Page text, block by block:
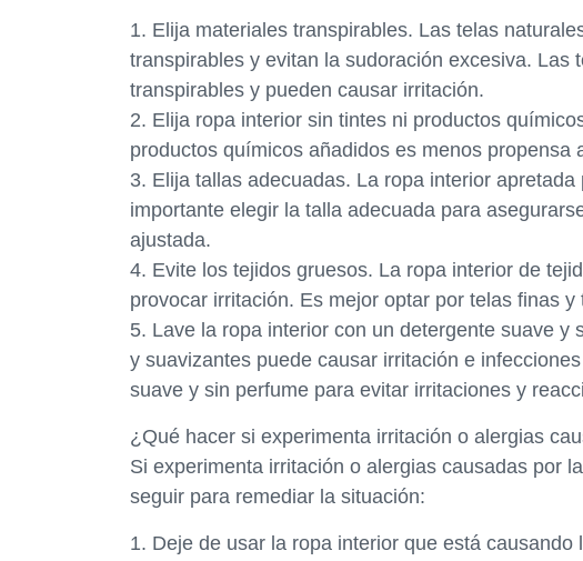
1. Elija materiales transpirables. Las telas
transpirables y evitan la sudoración excesiva. Las
transpirables y pueden causar irritación.
2. Elija ropa interior sin tintes ni productos
productos químicos añadidos es menos propensa
3. Elija tallas adecuadas. La ropa interior
importante elegir la talla adecuada para
ajustada.
4. Evite los tejidos gruesos. La ropa interior de
provocar irritación. Es mejor optar por telas finas y
5. Lave la ropa interior con un detergente suave
y suavizantes puede causar irritación e
suave y sin perfume para evitar irritaciones y
¿Qué hacer si experimenta irritación o alergias
Si experimenta irritación o alergias causadas por
seguir para remediar la situación:
1. Deje de usar la ropa interior que está